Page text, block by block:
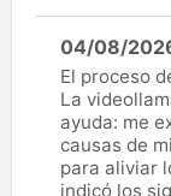
04/08/
El proceso
La
ayuda: me
causas de
para aliviar
indicó los